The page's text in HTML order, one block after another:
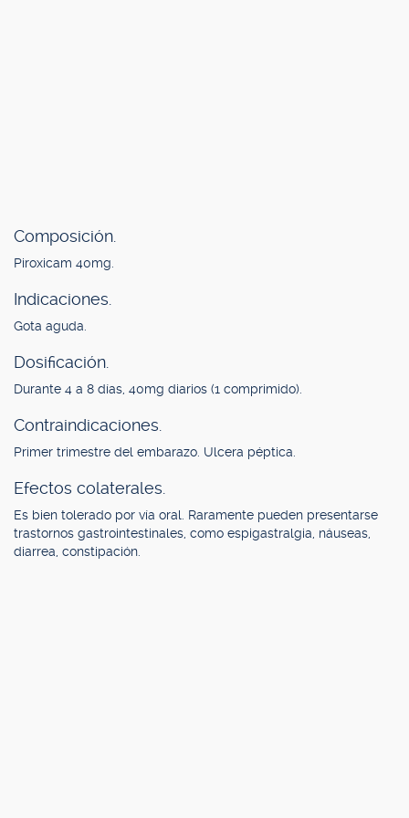
Composición.
Piroxicam 40mg.
Indicaciones.
Gota aguda.
Dosificación.
Durante 4 a 8 días, 40mg diarios (1 comprimido).
Contraindicaciones.
Primer trimestre del embarazo. Ulcera péptica.
Efectos colaterales.
Es bien tolerado por vía oral. Raramente pueden presentarse
trastornos gastrointestinales, como espigastralgia, náuseas,
diarrea, constipación.